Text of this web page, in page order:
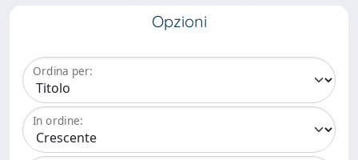
Opzioni
Ordina per:
In ordine: